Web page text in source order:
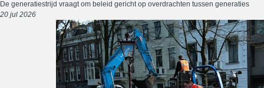
De generatiestrijd vraagt om beleid gericht op overdrachten tussen generaties
20 jul 2026